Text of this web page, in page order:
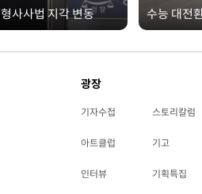
형사사법 지각 변동 수능 대전
광장
기자수첩 스토리칼럼
아트클럽 기고
인터뷰 기획특집